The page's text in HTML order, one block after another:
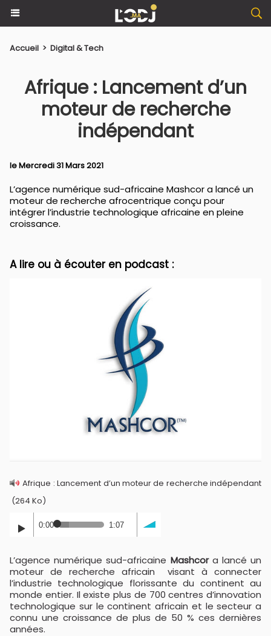
Accueil > Digital & Tech
Afrique : Lancement d’un
moteur de recherche
indépendant
le Mercredi 31 Mars 2021
L’agence numérique sud-africaine Mashcor a lancé un
moteur de recherche afrocentrique conçu pour
intégrer l’industrie technologique africaine en pleine
croissance.
A lire ou à écouter en podcast :
Afrique : Lancement d’un moteur de recherche indépendant
(264 Ko)
0:00 1:07
L’agence numérique sud-africaine Mashcora lancé un
moteur de recherche africain visant à connecter
l’industrie technologique florissante du continent au
monde entier. Il existe plus de 700 centres d’innovation
technologique sur le continent africain et le secteur a
connu une croissance de plus de 50 % ces dernières
années.